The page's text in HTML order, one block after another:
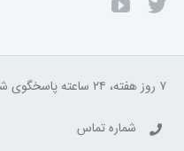
۷ روز هفته، ۲۴ ساعته پاسخگوی شما هستیم.
شماره تماس